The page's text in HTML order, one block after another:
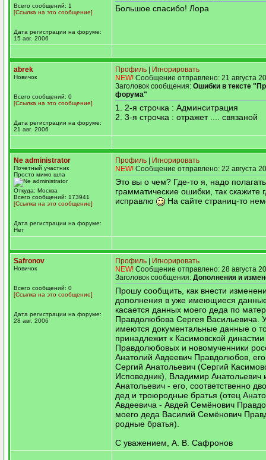
Всего сообщений: 1
[Ссылка на это сообщение]
Дата регистрации на форуме:
15 авг. 2006
Большое спасибо! Лора
abrek
Новичок
Всего сообщений: 0
[Ссылка на это сообщение]
Дата регистрации на форуме:
21 авг. 2006
Профиль
Игнорировать
NEW! Сообщение отправлено: 21 августа
Заголовок сообщения: Ошибки в тексте
форума"
1. 2-я строчка : Админситрация
2. 3-я строчка : отражет .... связаной
Ne administrator
Почетный участник
Просто мимо шла
Откуда: Москва
Всего сообщений: 173941
[Ссылка на это сообщение]
Дата регистрации на форуме:
Нет
Профиль
Игнорировать
NEW! Сообщение отправлено: 22 августа
Это вы о чем? Где-то я, надо
грамматические ошибки, так скажите
исправлю
На сайте страниц-то
Safronov
Новичок
Всего сообщений: 0
[Ссылка на это сообщение]
Дата регистрации на форуме:
28 авг. 2006
Профиль
Игнорировать
NEW! Сообщение отправлено: 28 августа
Заголовок сообщения: Дополнения и
Прошу сообщить, как внести
дополнения в уже имеющиеся
касается данных моего деда по
Правдолюбова Сергея Васильевича.
имеются документальные данные о
принадлежит к Касимовской
Правдолюбовых и новомученники
Анатолий Авдеевич Правдолюбов,
Сергий Анатольевич (Сергий
Исповедник), Владимир Анатольевич
Анатольевич - его, соответственно
дед и троюродные братья (отец
Авдеевича - Авдей Семёнович
моего деда Василий Семёнович
родные братья).
С уважением, А. В. Сафронов